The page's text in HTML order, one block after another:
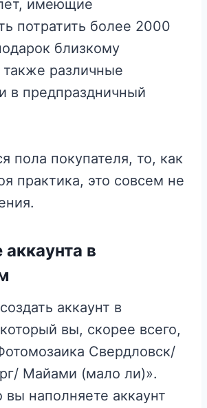
имеющие
потратить более 2000
близкому
также различные
в предпраздничный
пола покупателя, то, как
практика, это совсем не
в
аккаунт в
вы, скорее всего,
Свердловск/
Майами (мало ли)».
вы наполняете аккаунт